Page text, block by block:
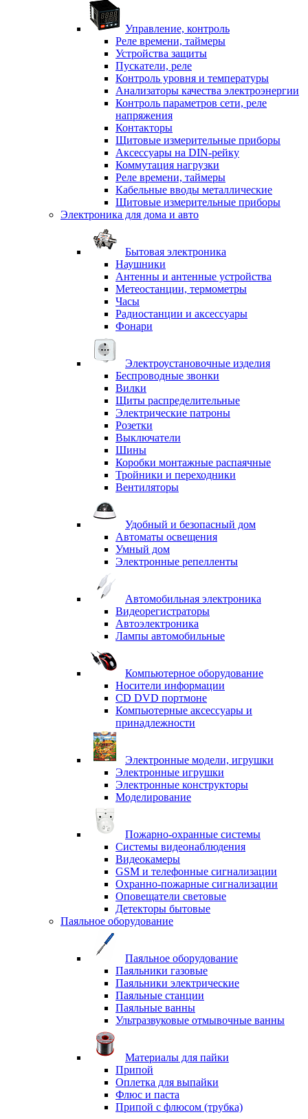
Управление, контроль
Реле времени, таймеры
Устройства защиты
Пускатели, реле
Контроль уровня и температуры
Анализаторы качества электроэнергии
Контроль параметров сети, реле
напряжения
Контакторы
Щитовые измерительные приборы
Аксессуары на DIN-рейку
Коммутация нагрузки
Реле времени, таймеры
Кабельные вводы металлические
Щитовые измерительные приборы
Электроника для дома и авто
Бытовая электроника
Наушники
Антенны и антенные устройства
Метеостанции, термометры
Часы
Радиостанции и аксессуары
Фонари
Электроустановочные изделия
Беспроводные звонки
Вилки
Щиты распределительные
Электрические патроны
Розетки
Выключатели
Шины
Коробки монтажные распаячные
Тройники и переходники
Вентиляторы
Удобный и безопасный дом
Автоматы освещения
Умный дом
Электронные репелленты
Автомобильная электроника
Видеорегистраторы
Автоэлектроника
Лампы автомобильные
Компьютерное оборудование
Носители информации
CD DVD портмоне
Компьютерные аксессуары и
принадлежности
Электронные модели, игрушки
Электронные игрушки
Электронные конструкторы
Моделирование
Пожарно-охранные системы
Системы видеонаблюдения
Видеокамеры
GSM и телефонные сигнализации
Охранно-пожарные сигнализации
Оповещатели световые
Детекторы бытовые
Паяльное оборудование
Паяльное оборудование
Паяльники газовые
Паяльники электрические
Паяльные станции
Паяльные ванны
Ультразвуковые отмывочные ванны
Материалы для пайки
Припой
Оплетка для выпайки
Флюс и паста
Припой с флюсом (трубка)